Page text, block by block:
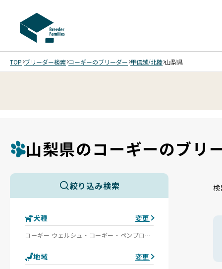
TOP ブリーダー検索 コーギーのブリーダー 甲信越/北陸 山梨県
山梨県のコーギーのブリ
絞り込み検索
犬種 変更
コーギー ウェルシュ・コーギー・ペンブローク ウェルシュ・コーギー・カーディガン
地域 変更